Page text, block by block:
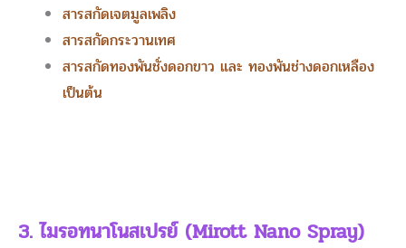
สารสกัดเจตมูลเพลิง
สารสกัดกระวานเทศ
สารสกัดทองพันชั่งดอกขาว และ ทองพันช่างดอกเหลือง
เป็นต้น
3. ไมรอทนาโนสเปรย์ (Mirott Nano Spray)